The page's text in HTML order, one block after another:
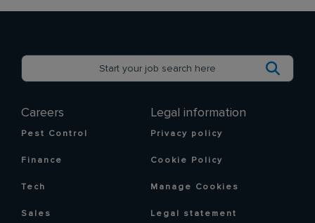
Careers
Pest Control
Finance
Tech
Sales
Legal information
Privacy policy
Cookie Policy
Manage Cookies
Legal statement